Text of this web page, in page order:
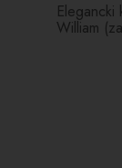
William